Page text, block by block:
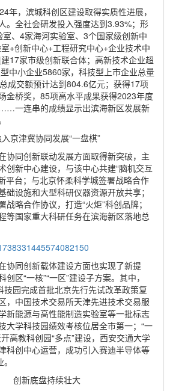
年，滨城科创区建设取得实质性进展，
。全社会研发投入强度达到3.93%；形
、4家海河实验室、3个国家级创新中
+创新中心+工程研究中心+企业技术中
17家市级创新联合体；高新技术企业超
中小企业5860家，科技型上市企业总量
成交额预计达到804.6亿元；获得17项
金桥奖，85项高水平成果获得2023年度
一连串的成绩显示出滨海新区发展新
京津冀协同发展“一盘棋”
协同创新联动发展方面取得新突破，主
创新中心建设，与该中心共建“脑机交互
平台；与北京怀柔科学城签署战略合作
础设施和大型科研仪器资源开放共享；
略合作协议，打造“火炬”科创品牌；
等国家重大科研任务在滨海新区落地总
协同创新载体建设方面也实现了新提
区“一核”“一区”建设子方案。其中，
园完成首批北京先行先试改革政策复
，中国技术交易所天津先进技术交易服
新能源与高性能制造实验室等一批标志
大学科技园绩效考核位居全市第一；“一
高教科创园“多点”建设，西安交通大学
科创中心运营，成功引入赛迪半导体等
创新底盘持续壮大